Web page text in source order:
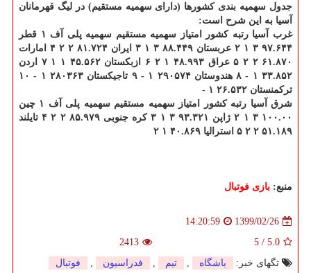
جدول سهمیه بندی کشورها (دارای سهمیه مستقیم) در لیگ قهرمانان
آسیا به این شرح است:
غرب آسیا رتبه کشور امتیاز سهمیه مستقیم سهمیه پلی آف ۱ قطر
۹۷.۶۴۴ ۳ ۱ ۲ عربستان ۸۸.۴۴۹ ۳ ۱ ۳ ایران ۸۱.۷۲۴ ۲ ۲ ۴
امارات
۶۱.۸۷۰ ۲ ۲ ۵ عراق ۴۸.۹۹۳ ۱ ۲ ۶ ازبکستان ۴۵.۵۶۲ ۱ ۱ ۷
اردن
۳۳.۸۵۲ ۱ - ۸ هندوستان ۲۹۰۵۷۴ ۱ - ۹ تاجیکستان ۲۸۰۳۶۳ ۱ - ۱۰
ترکمنستان ۲۶.۵۳۲ ۱ -
شرق آسیا رتبه کشور امتیاز سهمیه مستقیم سهمیه پلی آف ۱ چین
۱۰۰.۰۰ ۳ ۱ ۲ ژاپن ۹۳.۳۲۱ ۳ ۱ ۳ کره جنوبی ۸۵.۹۷۹ ۲ ۲ ۴ تایلند
۵۱.۱۸۹ ۲ ۲ ۵ استرالیا ۴۰.۸۶۹ ۱ ۲
منبع: بازی فوتبال
1399/02/26
14:20:59
5.0
/
5
2413
تگهای خبر:
باشگاه , تیم , فدراسیون , فوتبال